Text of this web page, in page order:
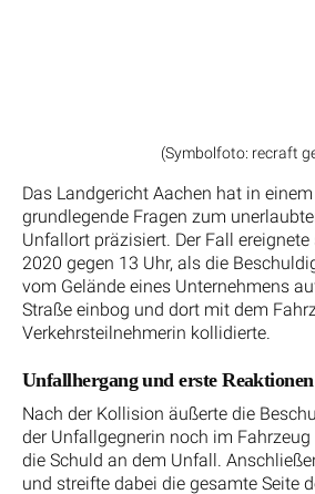
(Symbolfoto: recraft
Das Landgericht Aachen hat in
grundlegende Fragen zum
Unfallort präzisiert. Der Fall
2020 gegen 13 Uhr, als die
vom Gelände eines Unternehmens
Straße einbog und dort mit dem
Verkehrsteilnehmerin kollidierte.
Unfallhergang und erste
Nach der Kollision äußerte die
der Unfallgegnerin noch im
die Schuld an dem Unfall.
und streifte dabei die gesamte Seite